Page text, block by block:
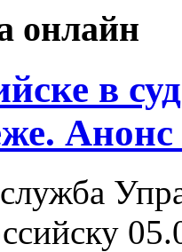
онлайн
в